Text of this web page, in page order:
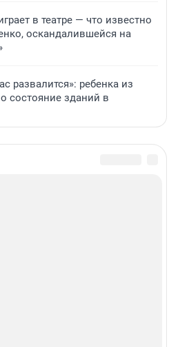
в театре — что известно
оскандалившейся на
развалится»: ребенка из
состояние зданий в